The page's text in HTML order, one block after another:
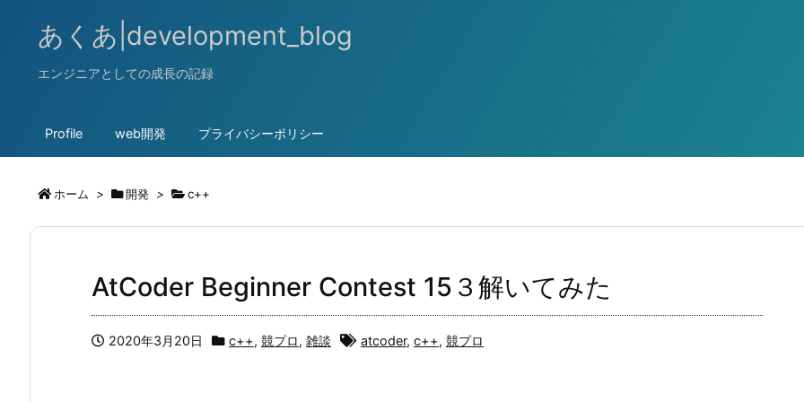
あくあ|development_blog
エンジニアとしての成長の記録
Profile web開発 プライバシーポリシー
ホーム > 開発 > c++
AtCoder Beginner Contest 15３解いてみた
2020年3月20日 c++, 競プロ, 雑談 atcoder, c++, 競プロ